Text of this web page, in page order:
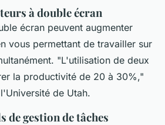
à double écran
écran peuvent augmenter
vous permettant de travailler sur
"L'utilisation de deux
la productivité de 20 à 30%,"
de Utah.
de gestion de tâches